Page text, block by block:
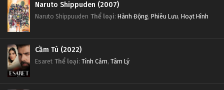
Naruto Shippuden (2007)
Naruto Shippuuden Thể loại: Hành Động, Phiêu Lưu, Hoạt Hình
Cầm Tù (2022)
Esaret Thể loại: Tình Cảm, Tâm Lý